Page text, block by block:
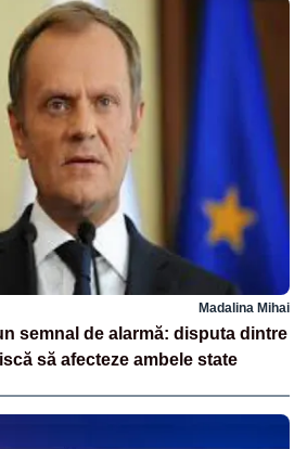
Madalina Mihai
semnal de alarmă: disputa dintre
să afecteze ambele state